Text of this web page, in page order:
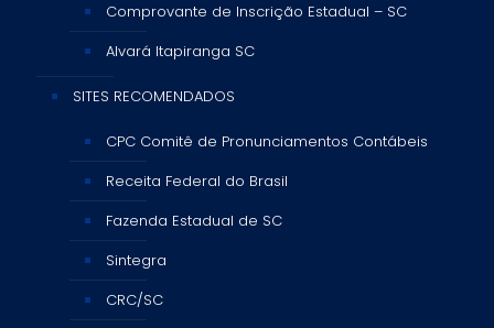
Comprovante de Inscrição Estadual – SC
Alvará Itapiranga SC
SITES RECOMENDADOS
CPC Comitê de Pronunciamentos Contábeis
Receita Federal do Brasil
Fazenda Estadual de SC
Sintegra
CRC/SC